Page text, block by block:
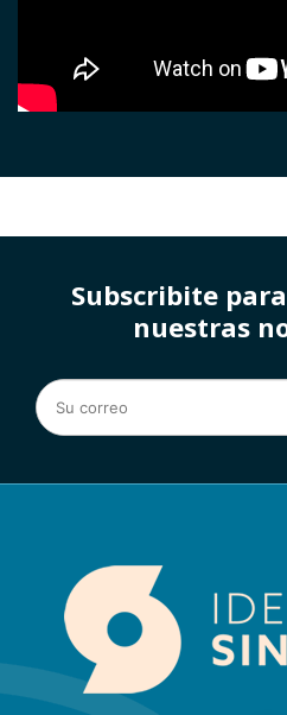
Subscribite
nuestras